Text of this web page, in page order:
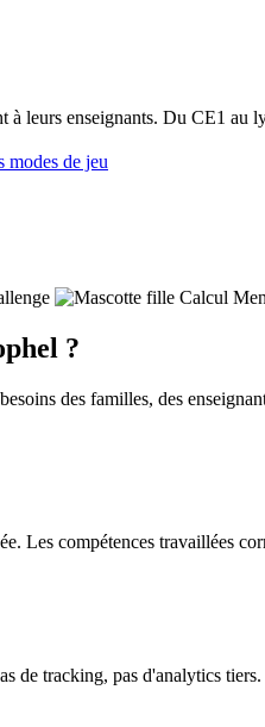
à leurs enseignants. Du CE1 au
modes de jeu
?
des familles, des
Les compétences travaillées
de tracking, pas d'analytics